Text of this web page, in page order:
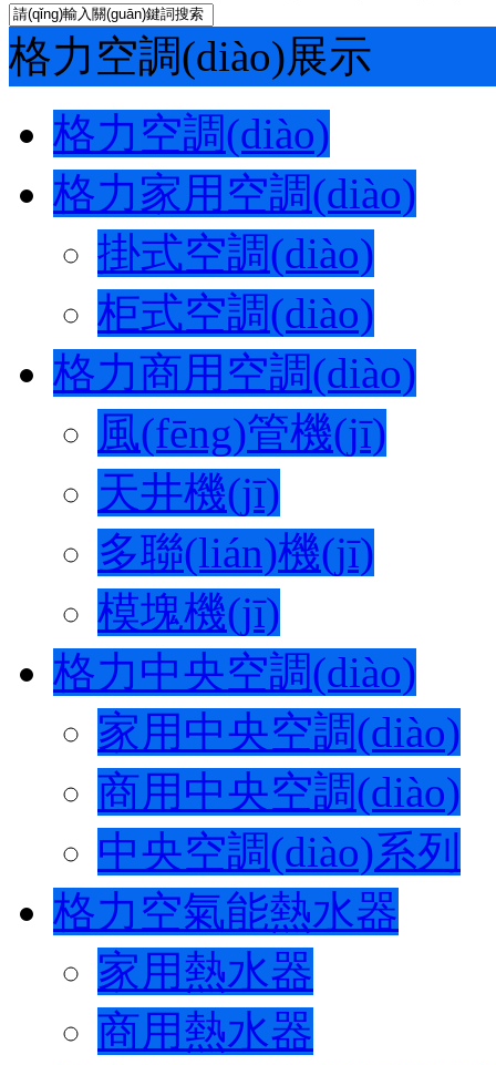
格力空調(diào)展示
格力空調(diào)
格力家用空調(diào)
掛式空調(diào)
柜式空調(diào)
格力商用空調(diào)
風(fēng)管機(jī)
天井機(jī)
多聯(lián)機(jī)
模塊機(jī)
格力中央空調(diào)
家用中央空調(diào)
商用中央空調(diào)
中央空調(diào)系列
格力空氣能熱水器
家用熱水器
商用熱水器